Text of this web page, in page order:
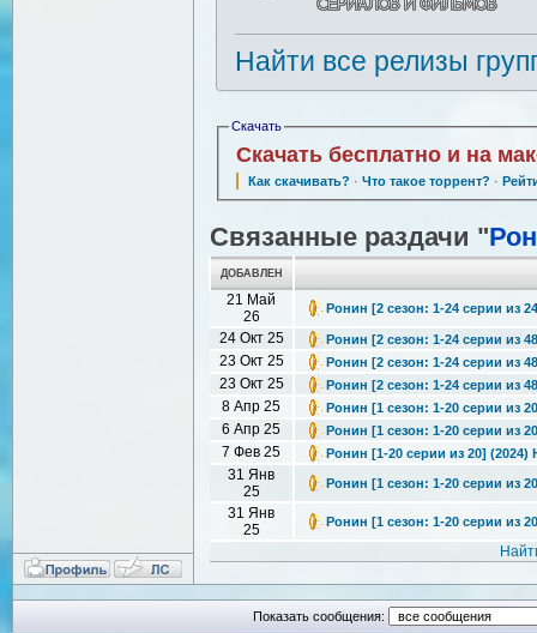
Найти все релизы
Скачать
Скачать бесплатно и на
Как скачивать? · Что такое торрент? ·
Связанные раздачи "
ДОБАВЛЕН
21 Май
26
Ронин [2 сезон: 1-24 серии из
24 Окт 25 Ронин [2 сезон: 1-24 серии из
23 Окт 25 Ронин [2 сезон: 1-24 серии из
23 Окт 25 Ронин [2 сезон: 1-24 серии из
8 Апр 25 Ронин [1 сезон: 1-20 серии из
6 Апр 25 Ронин [1 сезон: 1-20 серии из
7 Фев 25 Ронин [1-20 серии из 20] (2024)
31 Янв
25
Ронин [1 сезон: 1-20 серии из
31 Янв
25
Ронин [1 сезон: 1-20 серии из
Показать сообщения: